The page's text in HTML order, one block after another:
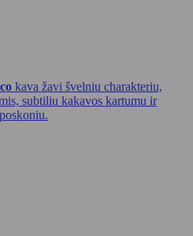
kava žavi švelniu charakteriu,
subtiliu kakavos kartumu ir